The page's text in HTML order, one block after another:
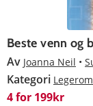
Beste venn og
Av Joanna Neil
Kategori
4 for 199kr